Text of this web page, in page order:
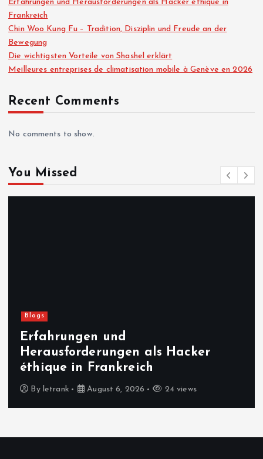
Erfahrungen und Herausforderungen als Hacker éthique in
Frankreich
Chin Woo Kung Fu – Tradition, Disziplin und Freude an der
Bewegung
Die wichtigsten Vorteile von Shashel erklärt
Meilleures entreprises de climatisation mobile à Genève en 2026
Recent Comments
No comments to show.
You Missed
Blogs
Erfahrungen und
Herausforderungen als Hacker
éthique in Frankreich
By letrank August 6, 2026 24 views